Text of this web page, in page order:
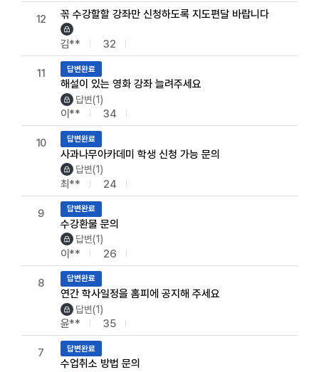
12 꼮 수강할할 강좌만 신청하도록 지도편달 바랍니다
김** 32
11 답변완료
해설이 있는 영화 강좌 늘려주세요
답변(1)
이** 34
10 답변완료
사과나무아카데미 학생 신청 가능 문의
답변(1)
최** 24
9 답변완료
수강환불 문의
답변(1)
이** 26
8 답변완료
연간 학사일정을 홈피에 공지해 주세요
답변(1)
윤** 35
7 답변완료
수업취소 방법 문의